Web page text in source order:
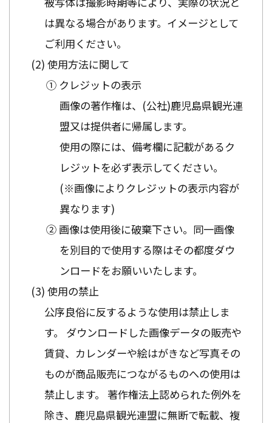
は異なる場合があります。イメージとして
ご利用ください。
使用方法に関して
① クレジットの表示
画像の著作権は、(公社)鹿児島県観光連
盟又は提供者に帰属します。
使用の際には、備考欄に記載があるク
レジットを必ず表示してください。
(※画像によりクレジットの表示内容が
異なります)
② 画像は使用後に破棄下さい。同一画像
を別目的で使用する際はその都度ダウ
ンロードをお願いいたします。
使用の禁止
公序良俗に反するような使用は禁止しま
す。 ダウンロードした画像データの販売や
賃貸、カレンダーや絵はがきなど写真その
ものが商品販売につながるものへの使用は
禁止します。 著作権法上認められた例外を
除き、鹿児島県観光連盟に無断で転載、複